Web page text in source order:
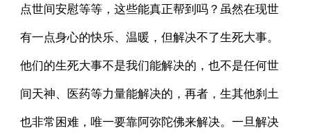
点世间安慰等等，这些能真正帮到吗？虽然在现世
有一点身心的快乐、温暖，但解决不了生死大事。
他们的生死大事不是我们能解决的，也不是任何世
间天神、医药等力量能解决的，再者，生其他刹土
也非常困难，唯一要靠阿弥陀佛来解决。一旦解决